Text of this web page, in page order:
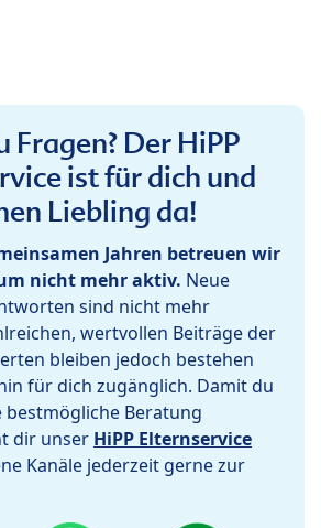
Fragen? Der HiPP
ist für dich und
Liebling da!
Jahren betreuen wir
nicht mehr aktiv. Neue
sind nicht mehr
wertvollen Beiträge der
bleiben jedoch bestehen
für dich zugänglich. Damit du
Beratung
dir unser HiPP Elternservice
Kanäle jederzeit gerne zur